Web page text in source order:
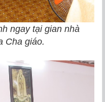
ngay tại gian nhà
Cha giáo.